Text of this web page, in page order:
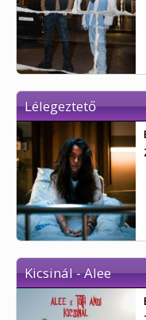
Lélegeztető
Kicsinál - Alee